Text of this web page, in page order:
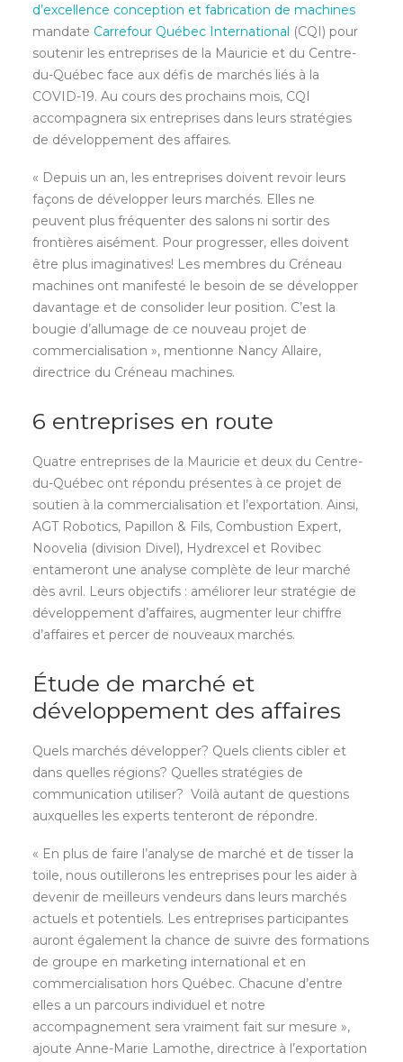
d’excellence conception et fabrication de machines
mandate Carrefour Québec International (CQI) pour
soutenir les entreprises de la Mauricie et du Centre-
du-Québec face aux défis de marchés liés à la
COVID-19. Au cours des prochains mois, CQI
accompagnera six entreprises dans leurs stratégies
de développement des affaires.
« Depuis un an, les entreprises doivent revoir leurs
façons de développer leurs marchés. Elles ne
peuvent plus fréquenter des salons ni sortir des
frontières aisément. Pour progresser, elles doivent
être plus imaginatives! Les membres du Créneau
machines ont manifesté le besoin de se développer
davantage et de consolider leur position. C’est la
bougie d’allumage de ce nouveau projet de
commercialisation », mentionne Nancy Allaire,
directrice du Créneau machines.
6 entreprises en route
Quatre entreprises de la Mauricie et deux du Centre-
du-Québec ont répondu présentes à ce projet de
soutien à la commercialisation et l’exportation. Ainsi,
AGT Robotics, Papillon & Fils, Combustion Expert,
Noovelia (division Divel), Hydrexcel et Rovibec
entameront une analyse complète de leur marché
dès avril. Leurs objectifs : améliorer leur stratégie de
développement d’affaires, augmenter leur chiffre
d’affaires et percer de nouveaux marchés.
Étude de marché et
développement des affaires
Quels marchés développer? Quels clients cibler et
dans quelles régions? Quelles stratégies de
communication utiliser? Voilà autant de questions
auxquelles les experts tenteront de répondre.
« En plus de faire l’analyse de marché et de tisser la
toile, nous outillerons les entreprises pour les aider à
devenir de meilleurs vendeurs dans leurs marchés
actuels et potentiels. Les entreprises participantes
auront également la chance de suivre des formations
de groupe en marketing international et en
commercialisation hors Québec. Chacune d’entre
elles a un parcours individuel et notre
accompagnement sera vraiment fait sur mesure »,
ajoute Anne-Marie Lamothe, directrice à l’exportation